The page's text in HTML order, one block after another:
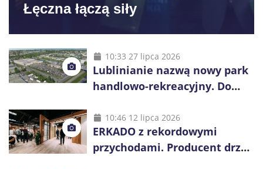
Łęczna łączą siły
10:33 27 lipca 2026
Lublinianie nazwą nowy park
handlowo-rekreacyjny. Do
10:46 12 lipca 2026
ERKADO z rekordowymi
przychodami. Producent drzwi